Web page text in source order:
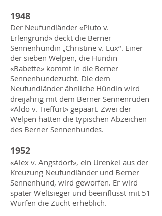
1948
Der Neufundländer «Pluto v.
Erlengrund» deckt die Berner
Sennenhündin „Christine v. Lux“. Einer
der sieben Welpen, die Hündin
«Babette» kommt in die Berner
Sennenhundezucht. Die dem
Neufundländer ähnliche Hündin wird
dreijährig mit dem Berner Sennenrüden
«Aldo v. Tieffurt» gepaart. Zwei der
Welpen hatten die typischen Abzeichen
des Berner Sennenhundes.
1952
«Alex v. Angstdorf», ein Urenkel aus der
Kreuzung Neufundländer und Berner
Sennenhund, wird geworfen. Er wird
später Weltsieger und beeinflusst mit 51
Würfen die Zucht erheblich.